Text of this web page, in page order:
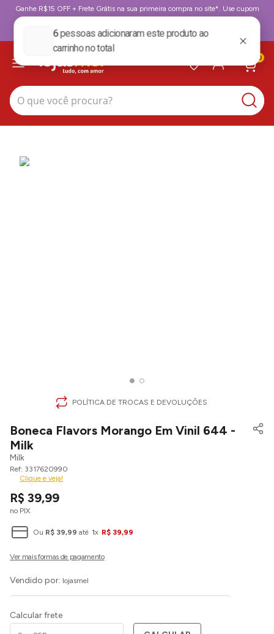
Ganhe R$15 OFF + Frete Grátis na sua primeira compra no site*. Use cupom
BoasVindas. *para compras acima de 199,99
BoasVindas
0
O que você procura?
POLÍTICA DE TROCAS E DEVOLUÇÕES
Boneca Flavors Morango Em Vinil 644 -
Milk
Milk
3317620990
Clique e veja!
R$ 39,99
no PIX
Ou R$ 39,99 até 1x R$ 39,99
Vendido por: lojasmel
Calcular frete